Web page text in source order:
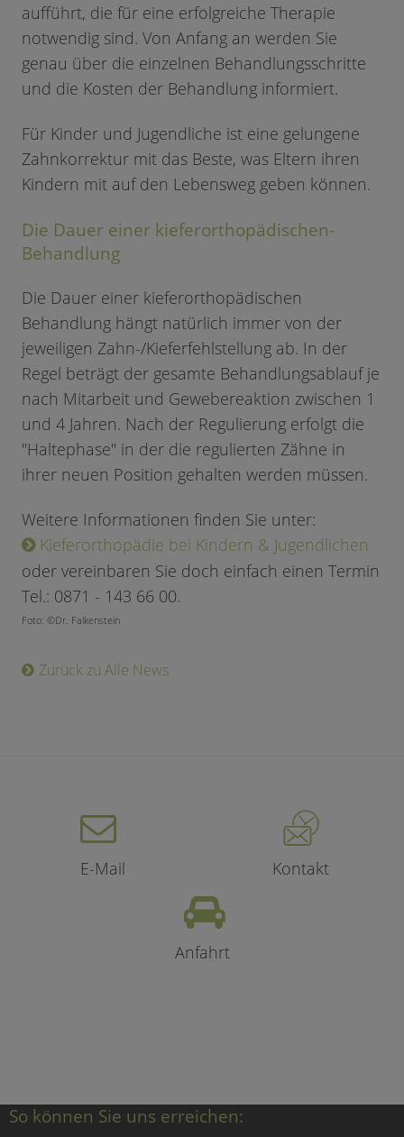
aufführt, die für eine erfolgreiche Therapie
notwendig sind. Von Anfang an werden Sie
genau über die einzelnen Behandlungsschritte
und die Kosten der Behandlung informiert.
Für Kinder und Jugendliche ist eine gelungene
Zahnkorrektur mit das Beste, was Eltern ihren
Kindern mit auf den Lebensweg geben können.
Die Dauer einer kieferorthopädischen-
Behandlung
Die Dauer einer kieferorthopädischen
Behandlung hängt natürlich immer von der
jeweiligen Zahn-/Kieferfehlstellung ab. In der
Regel beträgt der gesamte Behandlungsablauf je
nach Mitarbeit und Gewebereaktion zwischen 1
und 4 Jahren. Nach der Regulierung erfolgt die
"Haltephase" in der die regulierten Zähne in
ihrer neuen Position gehalten werden müssen.
Weitere Informationen finden Sie unter:
Kieferorthopädie bei Kindern & Jugendlichen
oder vereinbaren Sie doch einfach einen Termin
Tel.: 0871 - 143 66 00.
Foto: ©Dr. Falkenstein
Zurück zu Alle News
E-Mail Kontakt
Anfahrt
So können Sie uns erreichen: